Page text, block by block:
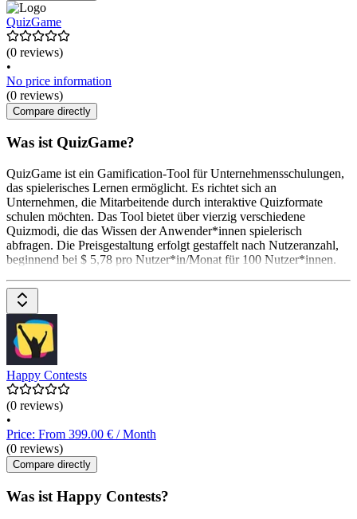
QuizGame
(0 reviews)
•
No price information
(0 reviews)
Compare directly
Was ist QuizGame?
QuizGame ist ein Gamification-Tool für Unternehmensschulungen,
das spielerisches Lernen ermöglicht. Es richtet sich an
Unternehmen, die Mitarbeitende durch interaktive Quizformate
schulen möchten. Das Tool bietet über vierzig verschiedene
Quizmodi, die das Wissen der Anwender*innen spielerisch
abfragen. Die Preisgestaltung erfolgt gestaffelt nach Nutzeranzahl,
beginnend bei $ 5,78 pro Nutzer*in/Monat für 100 Nutzer*innen.
Happy Contests
(0 reviews)
•
Price: From 399.00 € / Month
(0 reviews)
Compare directly
Was ist Happy Contests?